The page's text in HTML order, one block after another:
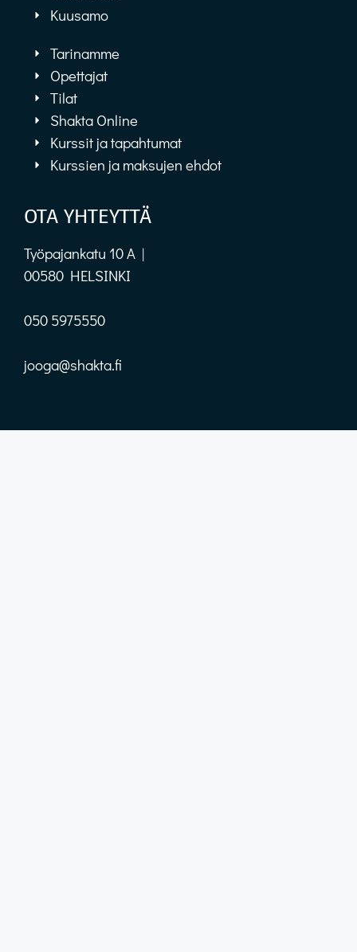
Kuusamo
Tarinamme
Opettajat
Tilat
Shakta Online
Kurssit ja tapahtumat
Kurssien ja maksujen ehdot
OTA YHTEYTTÄ
Työpajankatu 10 A |
00580 HELSINKI
050 5975550
jooga@shakta.fi